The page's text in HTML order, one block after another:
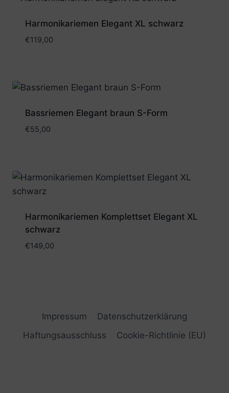
Harmonikariemen Elegant XL schwarz
€119,00
Bassriemen Elegant braun S-Form
€55,00
Harmonikariemen Komplettset Elegant XL
schwarz
€149,00
Impressum
Datenschutzerklärung
Haftungsausschluss
Cookie-Richtlinie (EU)